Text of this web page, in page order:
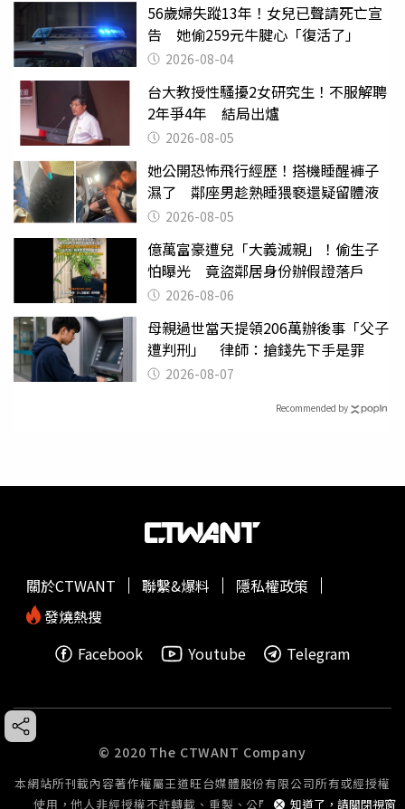
56歲婦失蹤13年！女兒已聲請死亡宣
告 她偷259元牛腱心「復活了」
2026-08-04
台大教授性騷擾2女研究生！不服解聘
2年爭4年 結局出爐
2026-08-05
她公開恐怖飛行經歷！搭機睡醒褲子
濕了 鄰座男趁熟睡猥褻還疑留體液
2026-08-05
億萬富豪遭兒「大義滅親」！偷生子
怕曝光 竟盜鄰居身份辦假證落戶
2026-08-06
母親過世當天提領206萬辦後事「父子
遭判刑」 律師：搶錢先下手是罪
2026-08-07
Recommended by
知道了，請關閉視窗
關於CTWANT 聯繫&爆料
隱私權政策
發燒熱搜
Facebook
Youtube Telegram
© 2020 The CTWANT Company
本網站所刊載內容著作權屬王道旺台媒體股份有限公司所有或經授權
使用，他人非經授權不許轉載、重製、公開播送或公開傳輸。